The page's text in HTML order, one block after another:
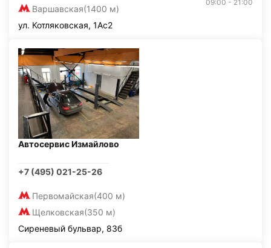
Варшавская(1400 м)
09:00 - 21:00
ул. Котляковская, 1Ас2
Автосервис Измайлово
+7 (495) 021-25-26
Первомайская(400 м)
Щелковская(350 м)
Сиреневый бульвар, 83б